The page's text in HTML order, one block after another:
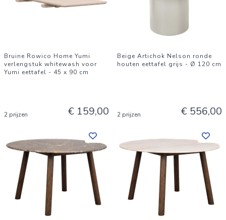
Bruine Rowico Home Yumi
verlengstuk whitewash voor
Yumi eettafel - 45 x 90 cm
2 prijzen € 159,00
Beige Artichok Nelson ronde
houten eettafel grijs - Ø 120 cm
2 prijzen € 556,00